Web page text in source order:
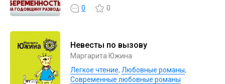
0 0
Невесты по вызову
Маргарита Южина
Легкое чтение, Любовные романы,
Современные любовные романы